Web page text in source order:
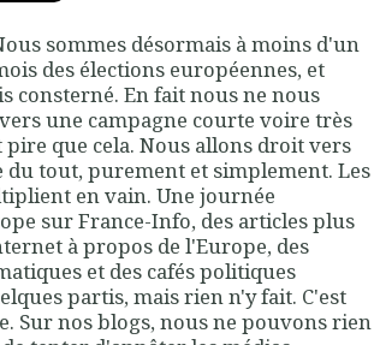
sommes désormais à moins d'un
des élections européennes, et
consterné. En fait nous ne nous
une campagne courte voire très
pire que cela. Nous allons droit vers
du tout, purement et simplement. Les
en vain. Une journée
sur France-Info, des articles plus
à propos de l'Europe, des
et des cafés politiques
partis, mais rien n'y fait. C'est
Sur nos blogs, nous ne pouvons rien